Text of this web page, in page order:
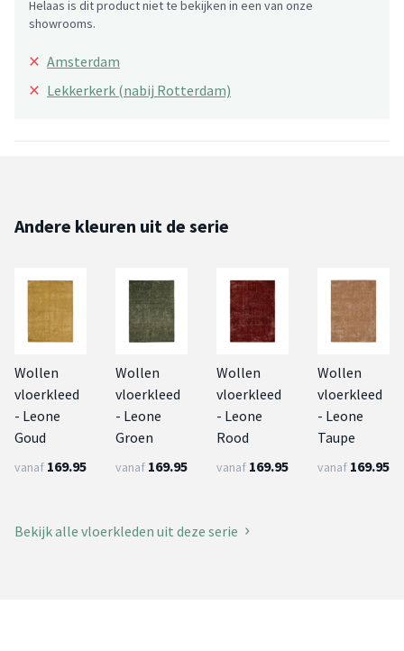
Helaas is dit product niet te bekijken in een van onze
showrooms.
× Amsterdam
× Lekkerkerk (nabij Rotterdam)
Andere kleuren uit de serie
Wollen
vloerkleed
- Leone
Goud
vanaf 169.95
Wollen
vloerkleed
- Leone
Groen
vanaf 169.95
Wollen
vloerkleed
- Leone
Rood
vanaf 169.95
Wollen
vloerkleed
- Leone
Taupe
vanaf 169.95
Bekijk alle vloerkleden uit deze serie